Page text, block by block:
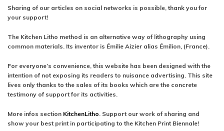
Sharing of our articles on social networks is possible, thank you for
your support!
The Kitchen Litho method is an alternative way of lithography using
common materials. Its inventor is Émilie Aizier alias Émilion, (France).
For everyone’s convenience, this website has been designed with the
intention of not exposing its readers to nuisance advertising. This site
lives only thanks to the sales of its books which are the concrete
testimony of support for its activities.
More infos section KitchenLitho. Support our work of sharing and
show your best print in participating to the Kitchen Print Biennale!